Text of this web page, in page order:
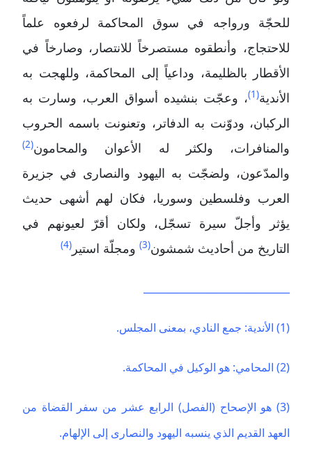
للحجّة ورواجه في سوق المحاكمة لرفعوه علماً
للاحتجاج، وأنطقوه مستصرخاً للانتصار، وصارخاً في
الأقطار بالظليمة، وداعياً إلى المحاكمة، وللهجت به
الأندية(1)
، وعجّت بنشيده أسواق العرب، وسارت به
الركبان، ودوّنت به الدفاتر، وتعنونت باسمه الحروب
والمنافرات، ولكثر له الأعوان والمحامون(2)
والمدّعون، ولضجّت به اليهود والنصارى في جزيرة
العرب وفلسطين وسوريا، فكان لهم أشهى حديث
يؤثر وأجلّ سيرة تسجّل، ولكان أقرّ لعيونهم في
التاريخ من أحاديث شمشون(3) ومجلّة استير (4)
(1) الأندية: جمع النادي، بمعنى المجلس.
(2) المحامي: هو الوكيل في المحاكمة.
(3) هو الإصحاح (الفصل) الرابع عشر من سفر القضاة من
العهد القديم الذي ينسبه اليهود والنصارى إلى الإلهام.